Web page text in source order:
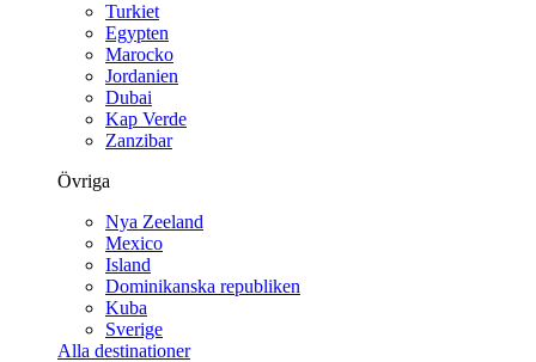
Turkiet
Egypten
Marocko
Jordanien
Dubai
Kap Verde
Zanzibar
Övriga
Nya Zeeland
Mexico
Island
Dominikanska republiken
Kuba
Sverige
Alla destinationer